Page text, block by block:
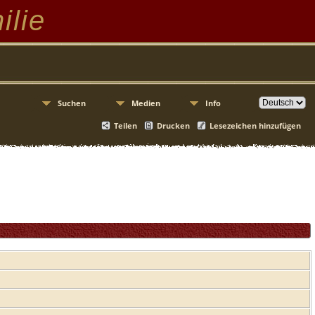
Suchen Medien Info
Teilen Drucken Lesezeichen hinzufügen